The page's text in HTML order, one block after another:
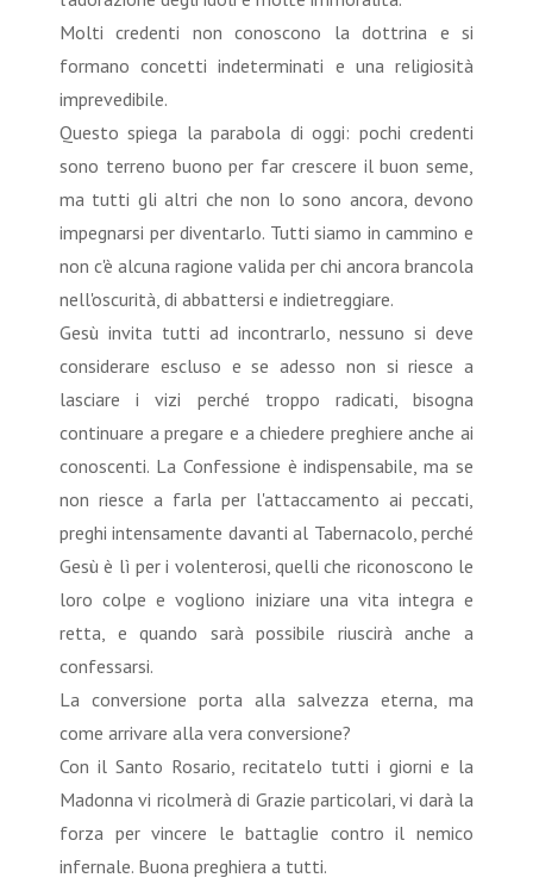
Molti credenti non conoscono la dottrina e si
formano concetti indeterminati e una religiosità
imprevedibile.
Questo spiega la parabola di oggi: pochi credenti
sono terreno buono per far crescere il buon seme,
ma tutti gli altri che non lo sono ancora, devono
impegnarsi per diventarlo. Tutti siamo in cammino e
non c'è alcuna ragione valida per chi ancora brancola
nell'oscurità, di abbattersi e indietreggiare.
Gesù invita tutti ad incontrarlo, nessuno si deve
considerare escluso e se adesso non si riesce a
lasciare i vizi perché troppo radicati, bisogna
continuare a pregare e a chiedere preghiere anche ai
conoscenti. La Confessione è indispensabile, ma se
non riesce a farla per l'attaccamento ai peccati,
preghi intensamente davanti al Tabernacolo, perché
Gesù è lì per i volenterosi, quelli che riconoscono le
loro colpe e vogliono iniziare una vita integra e
retta, e quando sarà possibile riuscirà anche a
confessarsi.
La conversione porta alla salvezza eterna, ma
come arrivare alla vera conversione?
Con il Santo Rosario, recitatelo tutti i giorni e la
Madonna vi ricolmerà di Grazie particolari, vi darà la
forza per vincere le battaglie contro il nemico
infernale. Buona preghiera a tutti.